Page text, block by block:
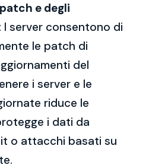
e degli
: I server consentono di
le patch di
del
i server e le
riduce le
i dati da
o attacchi basati su